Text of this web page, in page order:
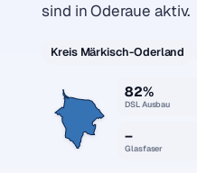
sind in Oderaue aktiv.
Kreis Märkisch-Oderland
82%
DSL Ausbau
–
Glasfaser